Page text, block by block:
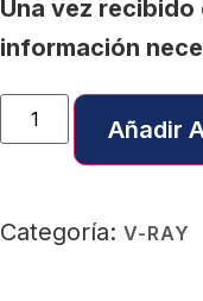
Una vez recibido
información
Añadir
Categoría: V-RAY